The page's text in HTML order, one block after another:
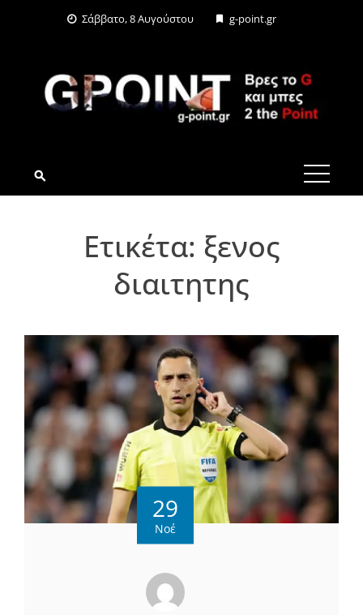
Σάββατο, 8 Αυγούστου g-point.gr
G-POINT.GR
Ετικέτα: ξενος
διαιτητης
29
Νοέ